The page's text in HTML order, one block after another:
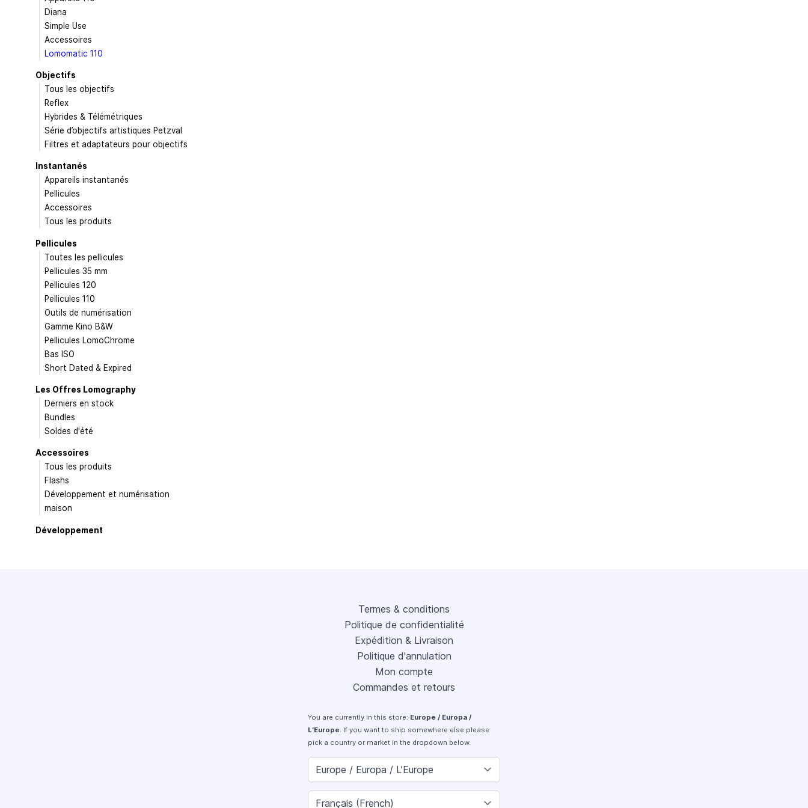
Diana
Simple Use
Accessoires
Lomomatic 110
Objectifs
Tous les objectifs
Reflex
Hybrides & Télémétriques
Série d’objectifs artistiques Petzval
Filtres et adaptateurs pour objectifs
Instantanés
Appareils instantanés
Pellicules
Accessoires
Tous les produits
Pellicules
Toutes les pellicules
Pellicules 35 mm
Pellicules 120
Pellicules 110
Outils de numérisation
Gamme Kino B&W
Pellicules LomoChrome
Bas ISO
Short Dated & Expired
Les Offres Lomography
Derniers en stock
Bundles
Soldes d'été
Accessoires
Tous les produits
Flashs
Développement et numérisation
maison
Développement
Termes & conditions
Politique de confidentialité
Expédition & Livraison
Politique d'annulation
Mon compte
Commandes et retours
You are currently in this store: Europe / Europa /
L’Europe. If you want to ship somewhere else please
pick a country or market in the dropdown below.